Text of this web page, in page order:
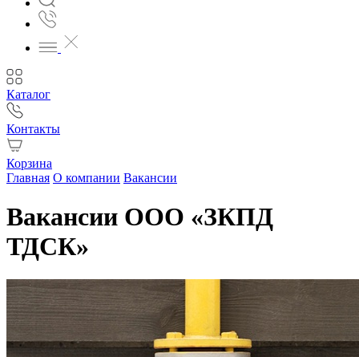
Каталог
Контакты
Корзина
Главная О компании Вакансии
Вакансии ООО «ЗКПД
ТДСК»